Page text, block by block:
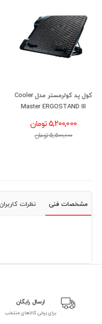
براکت هارد اینترنال لپ تاپ
HDD Caddy 9.5mm
400,000 تومان
مشخصات فنی نظرات
ارسال رایگان
برای برخی کالاهای منتخب